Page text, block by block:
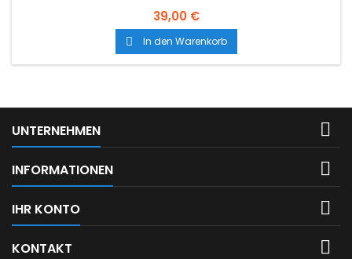
39,00 €
 In den Warenkorb
UNTERNEHMEN 
INFORMATIONEN 
IHR KONTO 
KONTAKT 